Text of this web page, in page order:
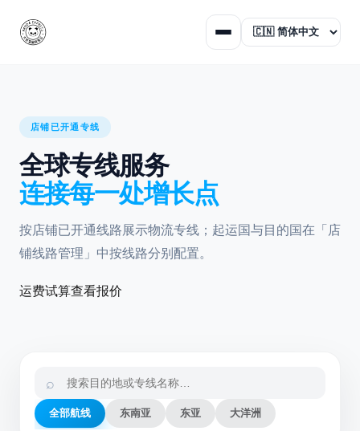
店铺已开通专线
全球专线服务
连接每一处增长点
按店铺已开通线路展示物流专线；起运国与目的国在「店
铺线路管理」中按线路分别配置。
运费试算查看报价
⌕
全部航线 东南亚 东亚 大洋洲